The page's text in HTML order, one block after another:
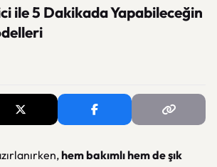
ile 5 Dakikada Yapabileceğin
hem bakımlı hem de şık